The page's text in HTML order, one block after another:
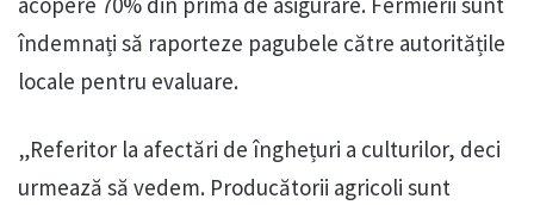
îndemnați să raporteze pagubele către autoritățile
locale pentru evaluare.
„Referitor la afectări de înghețuri a culturilor, deci
urmează să vedem. Producătorii agricoli sunt